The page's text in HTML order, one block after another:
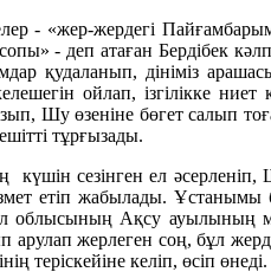
- «жер-жердегі
- деп атаған Бердібек
қудаланып, дініміз
ойлап, ізгілікке
Шу өзеніне бөгет салып
тұрғызады.
күшін сезінген ел
етіп жабылады. Ұстанымы
облысының Ақсу ауылының
арулап жерлеген соң, бұл
теріскейіне келіп, өсіп өнеді.